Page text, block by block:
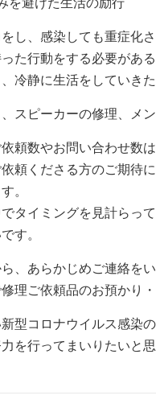
し、感染しても重症化
た行動をする必要があ
冷静に生活をしていきた
スピーカーの修理、メ
頼数やお問い合わせ数
頼くださる方のご期待
。
タイミングを見計らっ
す。
、あらかじめご連絡を
理ご依頼品のお預かり
型コロナウイルス感染
を行ってまいりたいと思